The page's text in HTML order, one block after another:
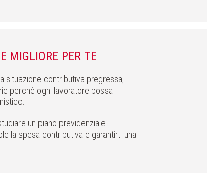
MIGLIORE PER TE
situazione contributiva pregressa,
perchè ogni lavoratore possa
un piano previdenziale
la spesa contributiva e garantirti una